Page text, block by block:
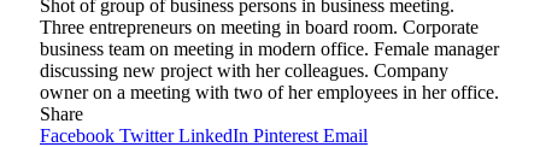
Shot of group of business persons in business meeting.
Three entrepreneurs on meeting in board room. Corporate
business team on meeting in modern office. Female manager
discussing new project with her colleagues. Company
owner on a meeting with two of her employees in her office.
Share
Facebook Twitter LinkedIn Pinterest Email